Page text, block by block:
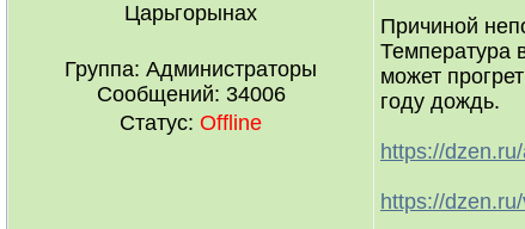
Царьгорынах
Группа: Администраторы
Сообщений: 34006
Статус: Offline
Причиной
Температура
может
году дождь.
https://
https://